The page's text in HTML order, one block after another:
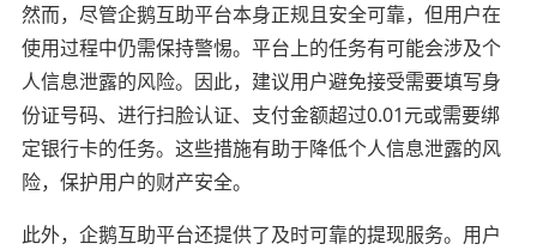
然而，尽管企鹅互助平台本身正规且安全可靠，但用户在
使用过程中仍需保持警惕。平台上的任务有可能会涉及个
人信息泄露的风险。因此，建议用户避免接受需要填写身
份证号码、进行扫脸认证、支付金额超过0.01元或需要绑
定银行卡的任务。这些措施有助于降低个人信息泄露的风
险，保护用户的财产安全。
此外，企鹅互助平台还提供了及时可靠的提现服务。用户